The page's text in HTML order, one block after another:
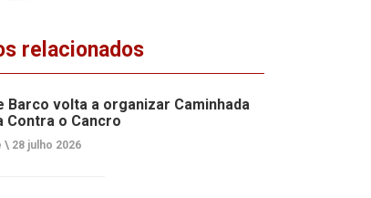
relacionados
Barco volta a organizar Caminhada
Contra o Cancro
\ 28 julho 2026